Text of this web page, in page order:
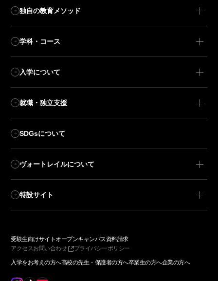
独自の教育メソッド
学科・コース
入学について
就職・独立支援
SDGsについて
ヴォートレイルについて
特設サイト
受験生向けサイト オープンキャンパス資料請求
アクセスお問い合わせ プライバシーポリシー
入学をお考えの方へ高校の先生・保護者の方へ卒業生の方へ企業の方へ